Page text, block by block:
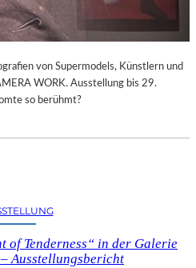
von Supermodels, Künstlern und
WORK. Ausstellung bis 29.
so berühmt?
of Tenderness“ in der Galerie
Ausstellungsbericht